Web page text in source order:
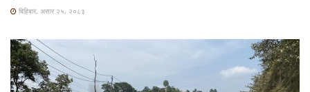
बिहिबार, असार २५, २०८३